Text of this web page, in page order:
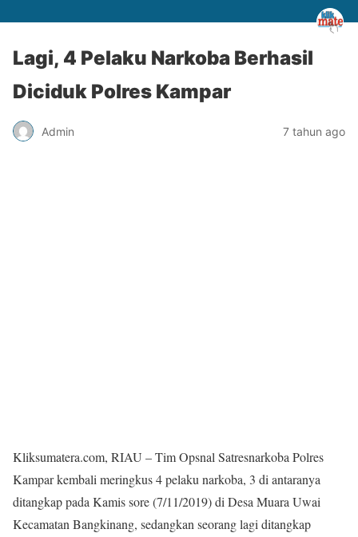
Lagi, 4 Pelaku Narkoba Berhasil
Diciduk Polres Kampar
Admin 7 tahun ago
Kliksumatera.com, RIAU – Tim Opsnal Satresnarkoba Polres
Kampar kembali meringkus 4 pelaku narkoba, 3 di antaranya
ditangkap pada Kamis sore (7/11/2019) di Desa Muara Uwai
Kecamatan Bangkinang, sedangkan seorang lagi ditangkap